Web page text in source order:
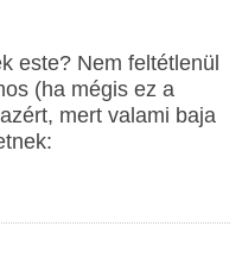
este? Nem feltétlenül
(ha mégis ez a
mert valami baja